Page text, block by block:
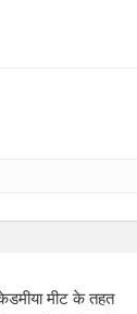
मीट के तहत